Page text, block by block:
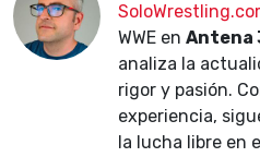
WWE en Antena
analiza la
rigor y pasión.
experiencia,
la lucha libre en